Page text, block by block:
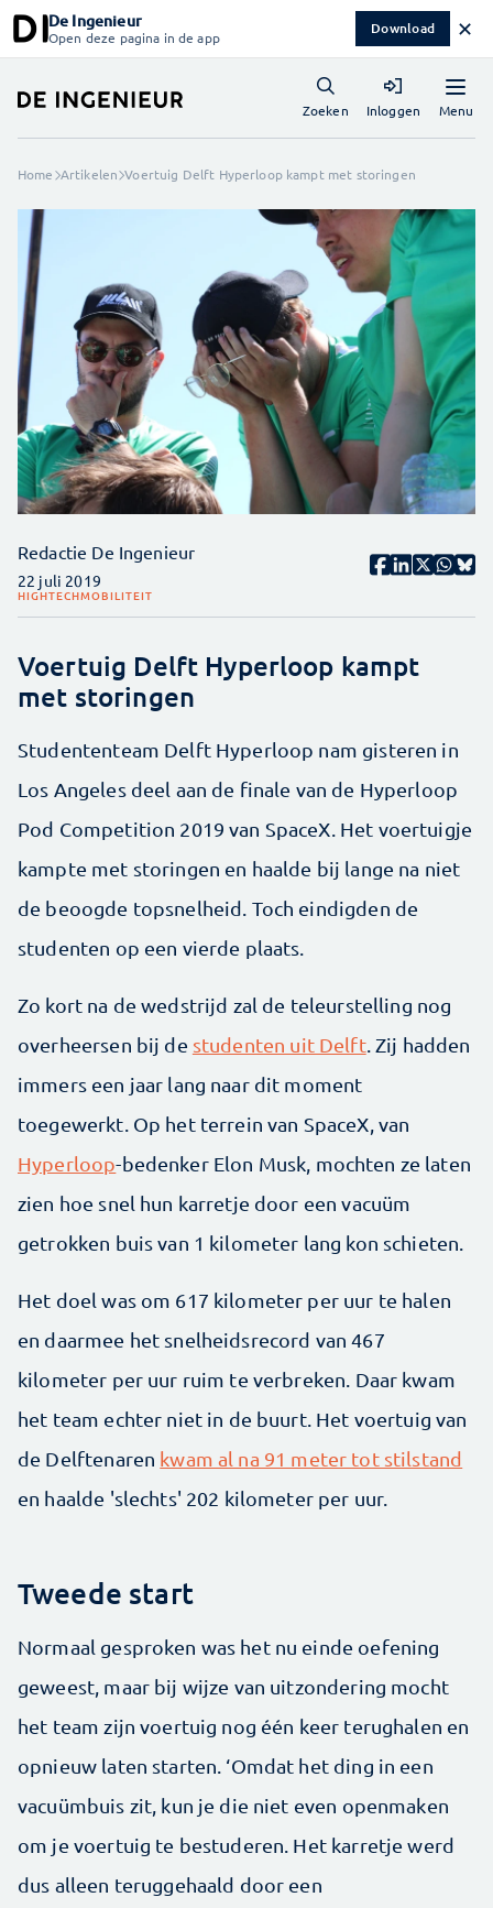
De Ingenieur
Open deze pagina in de app Download ✕
Menu
Zoeken Inloggen
Home Artikelen Voertuig Delft Hyperloop kampt met storingen
Redactie De Ingenieur
22 juli 2019
HIGHTECHMOBILITEIT
Voertuig Delft Hyperloop kampt
met storingen
Studententeam Delft Hyperloop nam gisteren in
Los Angeles deel aan de finale van de Hyperloop
Pod Competition 2019 van SpaceX. Het voertuigje
kampte met storingen en haalde bij lange na niet
de beoogde topsnelheid. Toch eindigden de
studenten op een vierde plaats.
Zo kort na de wedstrijd zal de teleurstelling nog
overheersen bij de studenten uit Delft. Zij hadden
immers een jaar lang naar dit moment
toegewerkt. Op het terrein van SpaceX, van
Hyperloop-bedenker Elon Musk, mochten ze laten
zien hoe snel hun karretje door een vacuüm
getrokken buis van 1 kilometer lang kon schieten.
Het doel was om 617 kilometer per uur te halen
en daarmee het snelheidsrecord van 467
kilometer per uur ruim te verbreken. Daar kwam
het team echter niet in de buurt. Het voertuig van
de Delftenaren kwam al na 91 meter tot stilstand
en haalde 'slechts' 202 kilometer per uur.
Tweede start
Normaal gesproken was het nu einde oefening
geweest, maar bij wijze van uitzondering mocht
het team zijn voertuig nog één keer terughalen en
opnieuw laten starten. ‘Omdat het ding in een
vacuümbuis zit, kun je die niet even openmaken
om je voertuig te bestuderen. Het karretje werd
dus alleen teruggehaald door een